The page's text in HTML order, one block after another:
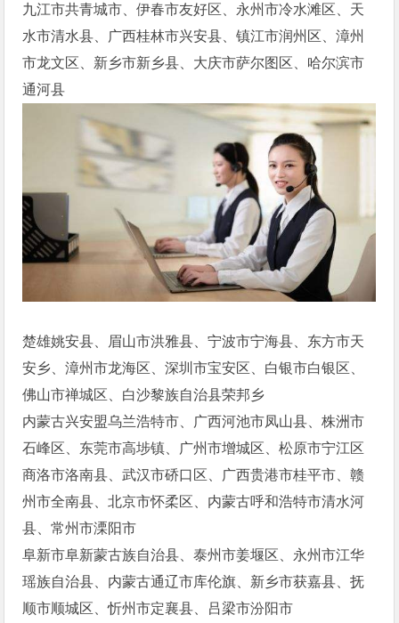
九江市共青城市、伊春市友好区、永州市冷水滩区、天
水市清水县、广西桂林市兴安县、镇江市润州区、漳州
市龙文区、新乡市新乡县、大庆市萨尔图区、哈尔滨市
通河县
楚雄姚安县、眉山市洪雅县、宁波市宁海县、东方市天
安乡、漳州市龙海区、深圳市宝安区、白银市白银区、
佛山市禅城区、白沙黎族自治县荣邦乡
内蒙古兴安盟乌兰浩特市、广西河池市凤山县、株洲市
石峰区、东莞市高埗镇、广州市增城区、松原市宁江区
商洛市洛南县、武汉市硚口区、广西贵港市桂平市、赣
州市全南县、北京市怀柔区、内蒙古呼和浩特市清水河
县、常州市溧阳市
阜新市阜新蒙古族自治县、泰州市姜堰区、永州市江华
瑶族自治县、内蒙古通辽市库伦旗、新乡市获嘉县、抚
顺市顺城区、忻州市定襄县、吕梁市汾阳市